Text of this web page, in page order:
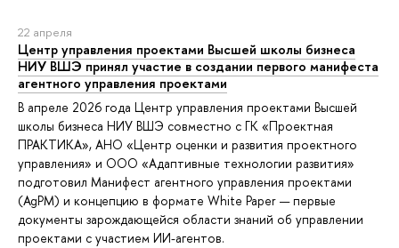
22 апреля
Центр управления проектами Высшей школы бизнеса
НИУ ВШЭ принял участие в создании первого манифеста
агентного управления проектами
В апреле 2026 года Центр управления проектами Высшей
школы бизнеса НИУ ВШЭ совместно с ГК «Проектная
ПРАКТИКА», АНО «Центр оценки и развития проектного
управления» и ООО «Адаптивные технологии развития»
подготовил Манифест агентного управления проектами
(AgPM) и концепцию в формате White Paper — первые
документы зарождающейся области знаний об управлении
проектами с участием ИИ-агентов.